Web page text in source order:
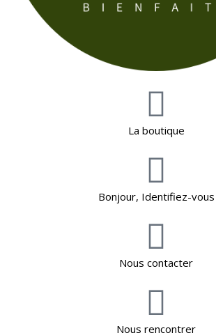
La boutique
Bonjour, Identifiez-vous
Nous contacter
Nous rencontrer